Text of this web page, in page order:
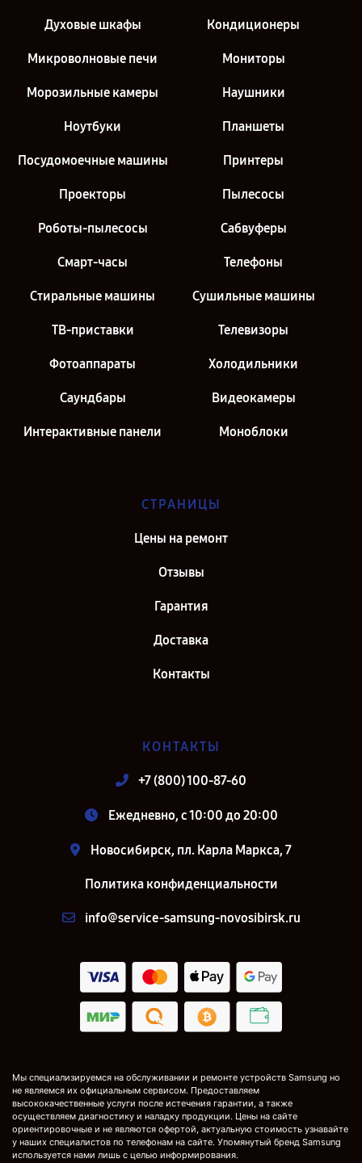
Духовые шкафы Кондиционеры
Микроволновые печи Мониторы
Морозильные камеры Наушники
Ноутбуки Планшеты
Посудомоечные машины Принтеры
Проекторы Пылесосы
Роботы-пылесосы Сабвуферы
Смарт-часы Телефоны
Стиральные машины Сушильные машины
ТВ-приставки Телевизоры
Фотоаппараты Холодильники
Саундбары Видеокамеры
Интерактивные панели Моноблоки
СТРАНИЦЫ
Цены на ремонт
Отзывы
Гарантия
Доставка
Контакты
КОНТАКТЫ
+7 (800) 100-87-60
Ежедневно, с 10:00 до 20:00
Новосибирск, пл. Карла Маркса, 7
Политика конфиденциальности
info@service-samsung-novosibirsk.ru
Мы специализируемся на обслуживании и ремонте устройств Samsung но
не являемся их официальным сервисом. Предоставляем
высококачественные услуги после истечения гарантии, а также
осуществляем диагностику и наладку продукции. Цены на сайте
ориентировочные и не являются офертой, актуальную стоимость узнавайте
у наших специалистов по телефонам на сайте. Упомянутый бренд Samsung
используется нами лишь с целью информирования.